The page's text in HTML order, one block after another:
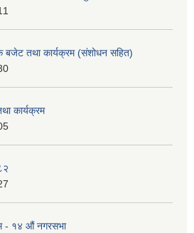
बजेट तथा कार्यक्रम (संशोधन सहित)
कार्यक्रम
- १४ औं नगरसभा